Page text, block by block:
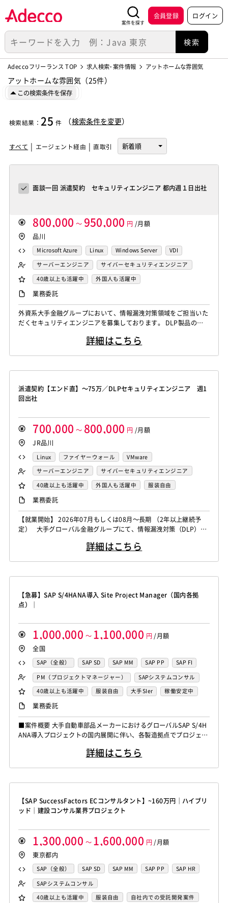
案件を探す
会員登録 ログイン
Adeccoフリーランス TOP 求人検索･案件情報 アットホームな雰囲気
アットホームな雰囲気（25件）
この検索条件を保存
検索結果 ： 25 件 （検索条件を変更）
すべて エージェント経由 直取引
面談一回 派遣契約 セキュリティエンジニア 都内週１日出社
800,000 ～ 950,000 円 /月額
品川
Microsoft Azure Linux Windows Server
VDI
Hyper-V
VMware
サーバーエンジニア
サイバーセキュリティエンジニア
セキュリティエンジニア
40歳以上も活躍中
外国人も活躍中
自社内での受託開発案件
シニア・定年層歓迎
リモートOK
業務委託
外資系大手金融グループにおいて、情報漏洩対策領域をご担当いた
だくセキュリティエンジニアを募集しております。 DLP製品のご
外部媒体制御など、情報漏洩対策に関する実務経験をお持ちの方も
用支援 メール、We...
詳細はこちら
派遣契約【エンド直】～75万／DLPセキュリティエンジニア 週1
回出社
700,000 ～ 800,000 円 /月額
JR品川
Linux ファイヤーウォール
VMware
サーバーエンジニア
サイバーセキュリティエンジニア
セキュリティエンジニア
40歳以上も活躍中 外国人も活躍中
服装自由
自社内での受託開発案件
シニア・定年層歓迎
リモートOK
業務委託
【就業開始】 2026年07月もしくは08月～長期 （2年以上継続予
定） 大手グローバル金融グループにて、情報漏洩対策（DLP）領
アクセス・外部メディア利用時の情報漏洩防止に関する運用／設計
詳細はこちら
【急募】SAP S/4HANA導入 Site Project Manager（国内各拠
点）｜
1,000,000 ～ 1,100,000 円 /月額
全国
SAP（全般） SAP SD SAP MM SAP PP
SAP FI
SAP CO
PM（プロジェクトマネージャー）
SAPシステムコンサル
40歳以上も活躍中
服装自由 大手SIer
稼働安定中
シニア・定年層歓迎
業務委託
■案件概要 大手自動車部品メーカーにおけるグローバルSAP S/4H
ANA導入プロジェクトの国内展開に伴い、各製造拠点でプロジェク
国出張を伴うポジションですが、エリア限定（例：関東・中部のみ
詳細はこちら
【SAP SuccessFactors ECコンサルタント】~160万円｜ハイブリ
ッド｜建設コンサル業界プロジェクト
1,300,000 ～ 1,600,000 円 /月額
東京都内
SAP（全般） SAP SD SAP MM SAP PP
SAP HR
SAP FI
SAP CO
SAPシステムコンサル
40歳以上も活躍中
服装自由
自社内での受託開発案件